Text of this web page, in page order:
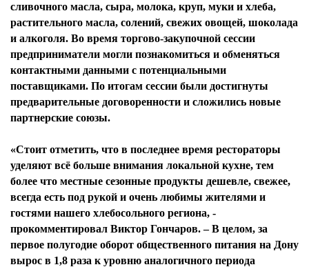
сливочного масла, сыра, молока, круп, муки и хлеба,
растительного масла, солений, свежих овощей, шоколада
и алкоголя. Во время торгово-закупочной сессии
предприниматели могли познакомиться и обменяться
контактными данными с потенциальными
поставщиками. По итогам сессии были достигнуты
предварительные договоренности и сложились новые
партнерские союзы.
«Стоит отметить, что в последнее время рестораторы
уделяют всё больше внимания локальной кухне, тем
более что местные сезонные продукты дешевле, свежее,
всегда есть под рукой и очень любимы жителями и
гостями нашего хлебосольного региона, -
прокомментировал Виктор Гончаров. – В целом, за
первое полугодие оборот общественного питания на Дону
вырос в 1,8 раза к уровню аналогичного периода